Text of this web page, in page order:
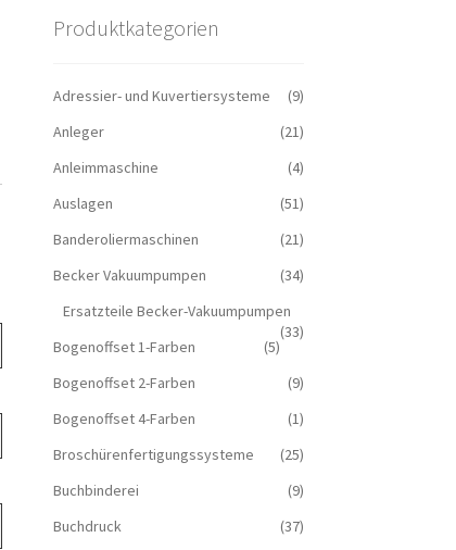
Produktkategorien
Adressier- und Kuvertiersysteme
(9)
Anleger
(21)
Anleimmaschine
(4)
Auslagen
(51)
Banderoliermaschinen
(21)
Becker Vakuumpumpen
(34)
Ersatzteile Becker-Vakuumpumpen
(33)
Bogenoffset 1-Farben
(5)
Bogenoffset 2-Farben
(9)
Bogenoffset 4-Farben
(1)
Broschürenfertigungssysteme
(25)
Buchbinderei
(9)
Buchdruck
(37)